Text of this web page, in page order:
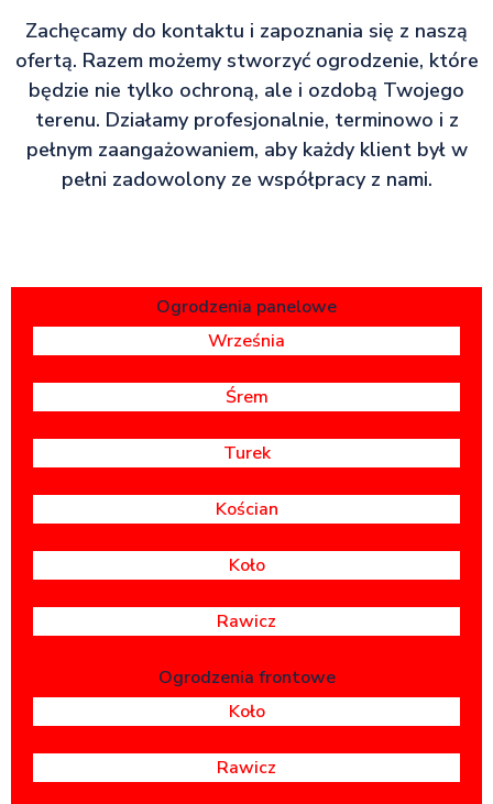
Zachęcamy do kontaktu i zapoznania się z naszą
ofertą. Razem możemy stworzyć ogrodzenie, które
będzie nie tylko ochroną, ale i ozdobą Twojego
terenu. Działamy profesjonalnie, terminowo i z
pełnym zaangażowaniem, aby każdy klient był w
pełni zadowolony ze współpracy z nami.
Ogrodzenia panelowe
Września
Śrem
Turek
Kościan
Koło
Rawicz
Ogrodzenia frontowe
Koło
Rawicz